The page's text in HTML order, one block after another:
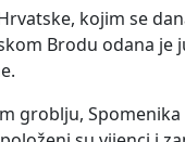
kojim se
Brodu odana
groblju,